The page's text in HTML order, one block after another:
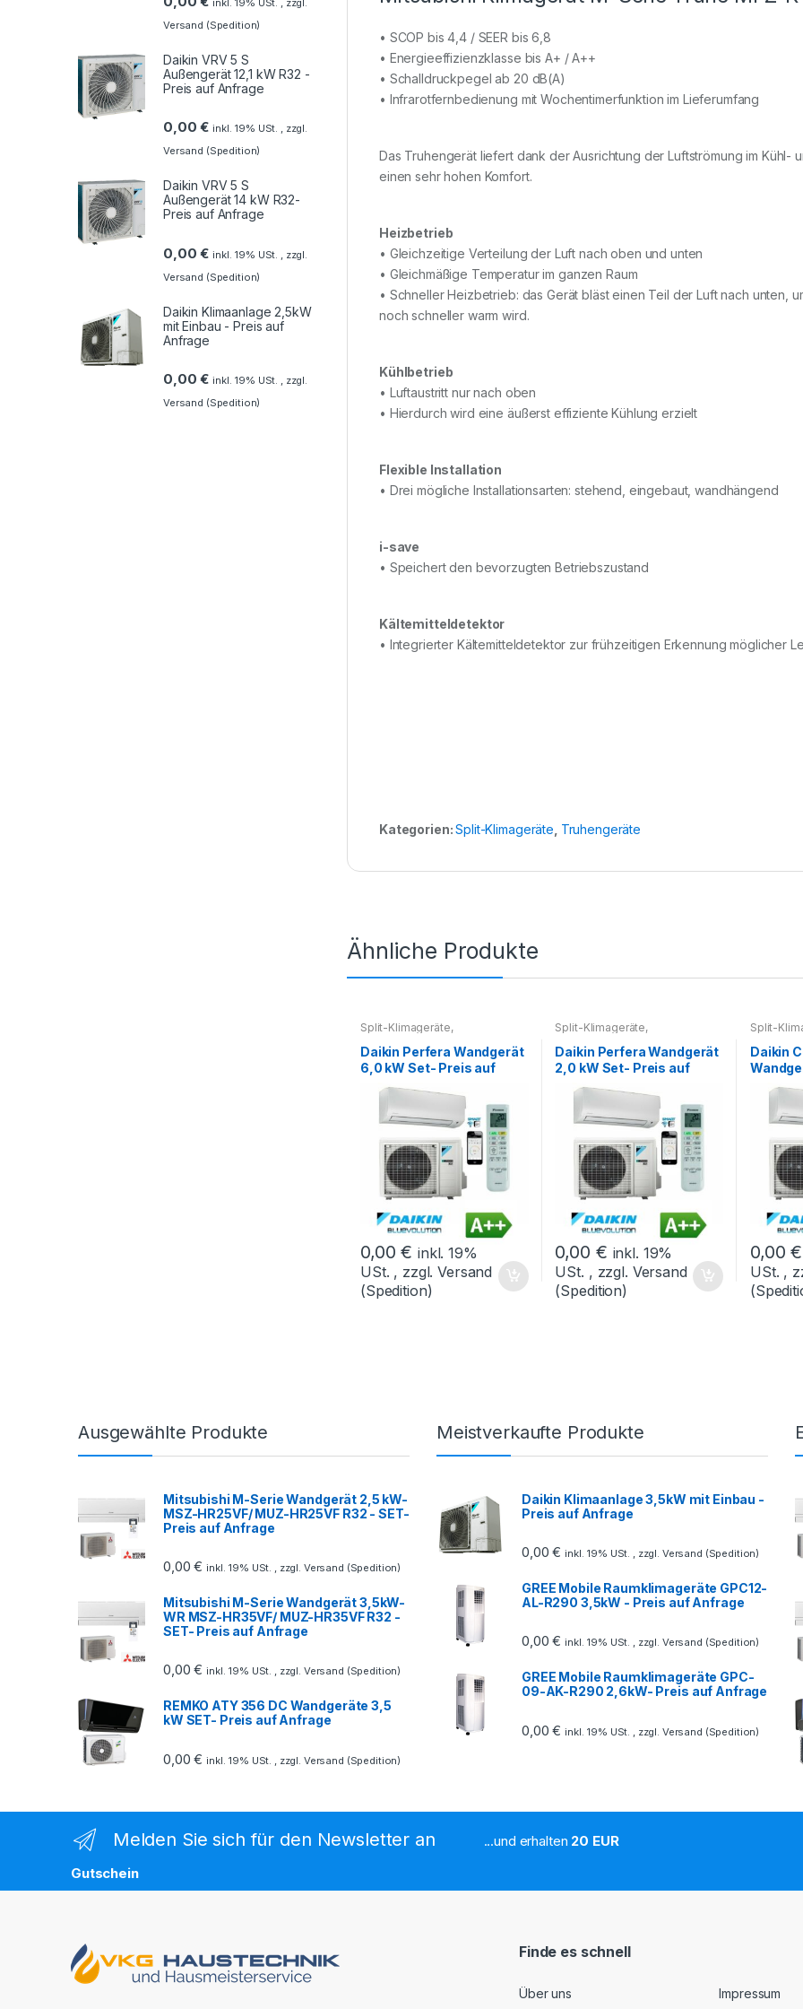
• SCOP bis 4,4 / SEER bis 6,8
• Energieeffizienzklasse bis A+ / A++
• Schalldruckpegel ab 20 dB(A)
• Infrarotfernbedienung mit Wochentimerfunktion im Lieferumfang
Das Truhengerät liefert dank der Ausrichtung der Luftströmung im Kühl-
einen sehr hohen Komfort.
Heizbetrieb
• Gleichzeitige Verteilung der Luft nach oben und unten
• Gleichmäßige Temperatur im ganzen Raum
• Schneller Heizbetrieb: das Gerät bläst einen Teil der Luft nach unten,
noch schneller warm wird.
Kühlbetrieb
• Luftaustritt nur nach oben
• Hierdurch wird eine äußerst effiziente Kühlung erzielt
Flexible Installation
• Drei mögliche Installationsarten: stehend, eingebaut, wandhängend
i-save
• Speichert den bevorzugten Betriebszustand
Kältemitteldetektor
• Integrierter Kältemitteldetektor zur frühzeitigen Erkennung möglicher
Kategorien:Split-Klimageräte Truhengeräte
Ähnliche Produkte
Split-Klimageräte,
Daikin Perfera Wandgerät
6,0 kW Set- Preis auf
Anfrage
0,00€ inkl. 19%
USt. , zzgl. Versand
(Spedition)
Split-Klimageräte,
Daikin Perfera Wandgerät
2,0 kW Set- Preis auf
Anfrage
0,00 € inkl. 19%
USt. , zzgl. Versand
(Spedition)
Split-
Daikin
Preis
0,00€
USt. ,
inkl. 19% USt. , zzgl.
Versand (Spedition)
Daikin VRV 5 S
Außengerät 12,1 kW R32 -
Preis auf Anfrage
0,00€ inkl. 19% USt. , zzgl.
Versand (Spedition)
Daikin VRV 5 S
Außengerät 14 kW R32-
Preis auf Anfrage
0,00€ inkl. 19% USt. , zzgl.
Versand (Spedition)
Daikin Klimaanlage 2,5kW
mit Einbau - Preis auf
Anfrage
0,00€ inkl. 19% USt. , zzgl.
Versand (Spedition)
Ausgewählte Produkte
Mitsubishi M-Serie Wandgerät 2,5 kW-
MSZ-HR25VF/ MUZ-HR25VF R32 - SET-
Preis auf Anfrage
0,00€ inkl. 19% USt. , zzgl. Versand (Spedition)
Mitsubishi M-Serie Wandgerät 3,5kW-
WR MSZ-HR35VF/ MUZ-HR35VF R32 -
SET- Preis auf Anfrage
0,00€ inkl. 19% USt. , zzgl. Versand (Spedition)
REMKO ATY 356 DC Wandgeräte 3,5
kW SET- Preis auf Anfrage
0,00€ inkl. 19% USt. , zzgl. Versand (Spedition)
Meistverkaufte Produkte
Daikin Klimaanlage 3,5kW mit Einbau -
Preis auf Anfrage
0,00€ inkl. 19% USt. , zzgl. Versand (Spedition)
GREE Mobile Raumklimageräte GPC12-
AL-R290 3,5kW - Preis auf Anfrage
0,00€ inkl. 19% USt. , zzgl. Versand (Spedition)
GREE Mobile Raumklimageräte GPC-
09-AK-R290 2,6kW- Preis auf Anfrage
0,00€ inkl. 19% USt. , zzgl. Versand (Spedition)
Melden Sie sich für den Newsletter an ...und erhalten 20 EUR
Gutschein
Finde es schnell
Über uns Impressum